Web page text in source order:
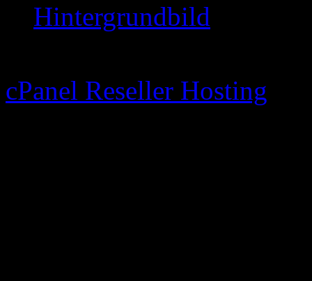
Hintergrundbild
cPanel Reseller Hosting